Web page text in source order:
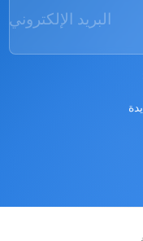
البريد الإلكتروني